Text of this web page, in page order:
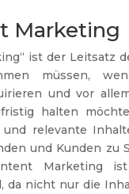
Marketing
ist der Leitsatz
müssen,
und vor
halten
und relevante
und Kunden zu
Marketing
da nicht nur die